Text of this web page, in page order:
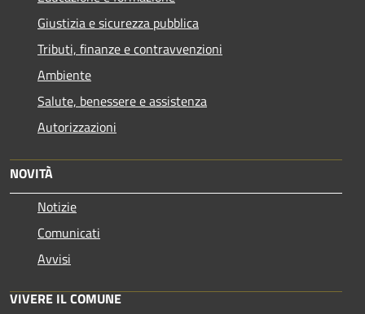
Giustizia e sicurezza pubblica
Tributi, finanze e contravvenzioni
Ambiente
Salute, benessere e assistenza
Autorizzazioni
NOVITÀ
Notizie
Comunicati
Avvisi
VIVERE IL COMUNE